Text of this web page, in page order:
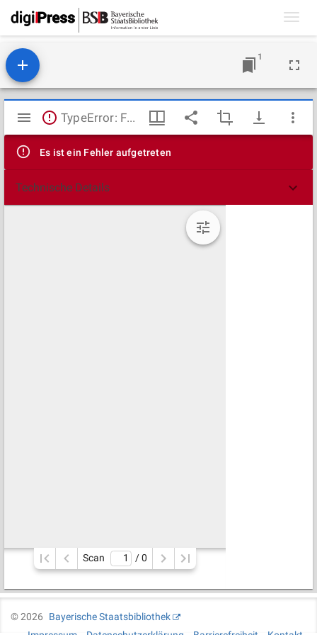
1
Mirador
Viewer
TypeError: Failed to fetch
Es ist ein Fehler aufgetreten
Technische Details
Scan / 0
©2026
Bayerische Staatsbibliothek